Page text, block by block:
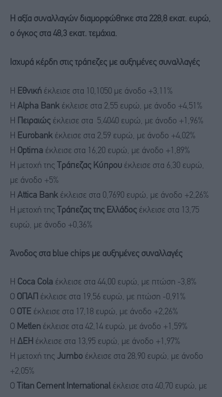
Η αξία συναλλαγών διαμορφώθηκε στα 228,8 εκατ. ευρώ,
ο όγκος στα 48,3 εκατ. τεμάχια.
Ισχυρά κέρδη στις τράπεζες με αυξημένες συναλλαγές
Η Εθνική έκλεισε στα 10,1050 με άνοδο +3,11%
Η Alpha Βankέκλεισε στα 2,55 ευρώ, με άνοδο +4,51%
Η
Πειραιώς έκλεισε στα 5,4040 ευρώ, με άνοδο +1,96%
Η Eurobankέκλεισε στα 2,59 ευρώ, με άνοδο +4,02%
Η Optima έκλεισε στα 16,20 ευρώ, με άνοδο +1,89%
Η μετοχή της
Τράπεζας Κύπρου έκλεισε στα 6,30 ευρώ,
με άνοδο +5%
Η Attica Bankέκλεισε στα 0,7690 ευρώ, με άνοδο +2,26%
Η μετοχή της
Τράπεζας της Ελλάδος έκλεισε στα 13,75
ευρώ, με άνοδο +0,36%
Άνοδος στα blue chips με αυξημένες συναλλαγές
Η Coca Cola έκλεισε στα 44,00 ευρώ, με πτώση -3,8%
Ο ΟΠΑΠ
έκλεισε στα 19,56 ευρώ, με πτώση -0,91%
Ο ΟΤΕ έκλεισε στα 17,18 ευρώ, με άνοδο +2,26%
Ο Μetlen έκλεισε στα 42,14 ευρώ, με άνοδο +1,59%
Η ΔΕΗ έκλεισε στα 13,95 ευρώ, με άνοδο +1,97%
Η μετοχή της Jumbo έκλεισε στα 28,90 ευρώ, με άνοδο
+2,05%
Ο
Titan Cement Internationalέκλεισε στα 40,70 ευρώ, με